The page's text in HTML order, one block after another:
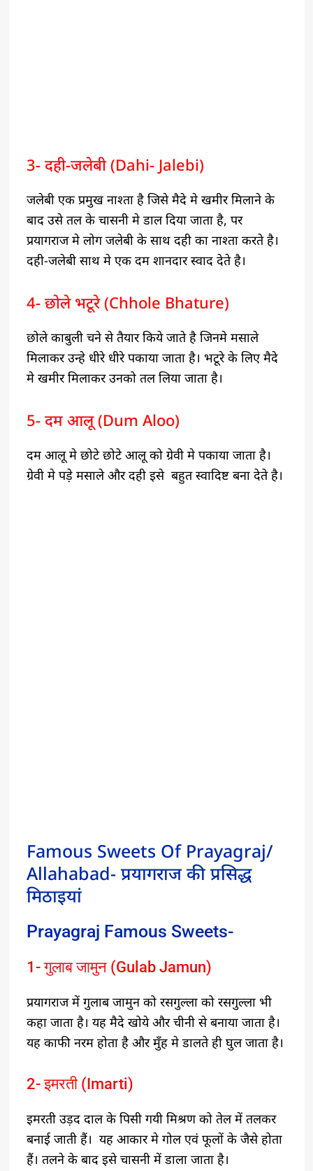
3- दही-जलेबी (Dahi- Jalebi)
जलेबी एक प्रमुख नाश्ता है जिसे मैदे मे खमीर मिलाने के
बाद उसे तल के चासनी मे डाल दिया जाता है, पर
प्रयागराज मे लोग जलेबी के साथ दही का नाश्ता करते है।
दही-जलेबी साथ मे एक दम शानदार स्वाद देते है।
4- छोले भटूरे (Chhole Bhature)
छोले काबुली चने से तैयार किये जाते है जिनमे मसाले
मिलाकर उन्हे धीरे धीरे पकाया जाता है। भटूरे के लिए मैदे
मे खमीर मिलाकर उनको तल लिया जाता है।
5- दम आलू (Dum Aloo)
दम आलू मे छोटे छोटे आलू को ग्रेवी मे पकाया जाता है।
ग्रेवी मे पड़े मसाले और दही इसे बहुत स्वादिष्ट बना देते है।
Famous Sweets Of Prayagraj/
Allahabad- प्रयागराज की प्रसिद्ध
मिठाइयां
Prayagraj Famous Sweets-
1- गुलाब जामुन (Gulab Jamun)
प्रयागराज में गुलाब जामुन को रसगुल्ला को रसगुल्ला भी
कहा जाता है। यह मैदे खोये और चीनी से बनाया जाता है।
यह काफी नरम होता है और मुँह मे डालते ही घुल जाता है।
2- इमरती (Imarti)
इमरती उड़द दाल के पिसी गयी मिश्रण को तेल में तलकर
बनाई जाती हैं। यह आकार मे गोल एवं फूलों के जैसे होता
हैं। तलने के बाद इसे चासनी में डाला जाता है।